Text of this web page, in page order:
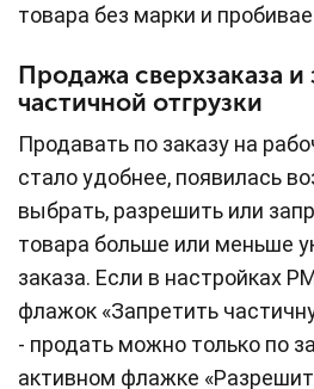
товара без марки и
Продажа сверхзаказа и
частичной отгрузки
Продавать по заказу на
стало удобнее, появилась
выбрать, разрешить или
товара больше или меньше
заказа. Если в настройках
флажок «Запретить
- продать можно только по
активном флажке